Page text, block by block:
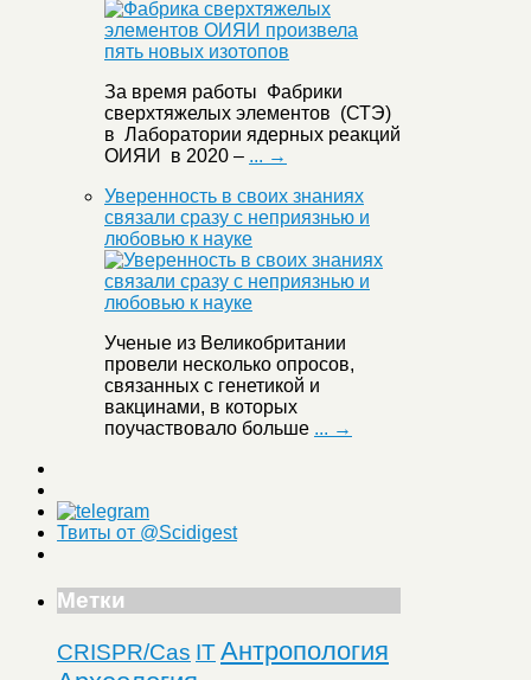
За время работы Фабрики
сверхтяжелых элементов (СТЭ)
в Лаборатории ядерных реакций
ОИЯИ в 2020 – ... →
Уверенность в своих знаниях
связали сразу с неприязнью и
любовью к науке
Ученые из Великобритании
провели несколько опросов,
связанных с генетикой и
вакцинами, в которых
поучаствовало больше ... →
Твиты от @Scidigest
Метки
CRISPR/Cas ITАнтропология